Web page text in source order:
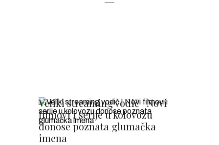
Veliki streaming vodič | Novi
filmovi i serije u kolovozu
donose poznata glumačka
imena